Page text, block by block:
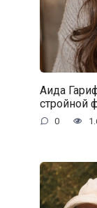
Аида
стройной
0